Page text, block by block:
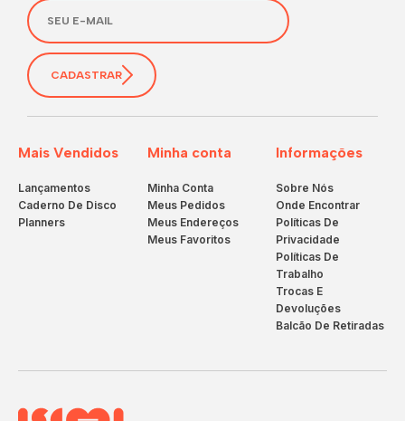
Mais Vendidos
Lançamentos
Caderno De Disco
Planners
Minha conta
Minha Conta
Meus Pedidos
Meus Endereços
Meus Favoritos
Informações
Sobre Nós
Onde Encontrar
Políticas De
Privacidade
Políticas De
Trabalho
Trocas E
Devoluções
Balcão De Retiradas
CADASTRAR